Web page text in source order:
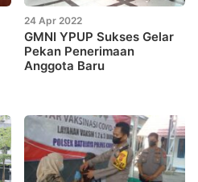
24 Apr 2022
GMNI YPUP Sukses Gelar
Pekan Penerimaan
Anggota Baru